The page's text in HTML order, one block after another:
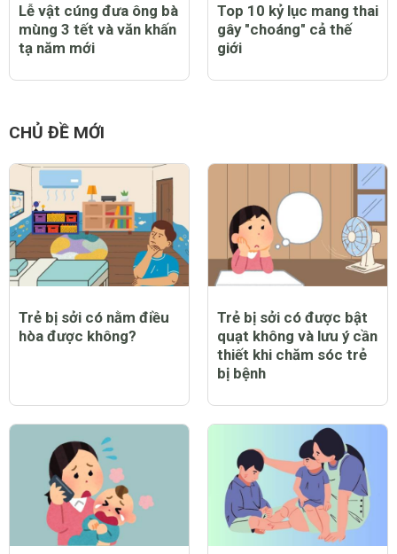
Lễ vật cúng đưa ông bà
mùng 3 tết và văn khấn
tạ năm mới
Top 10 kỷ lục mang thai
gây "choáng" cả thế
giới
CHỦ ĐỀ MỚI
Trẻ bị sởi có nằm điều
hòa được không?
Trẻ bị sởi có được bật
quạt không và lưu ý cần
thiết khi chăm sóc trẻ
bị bệnh